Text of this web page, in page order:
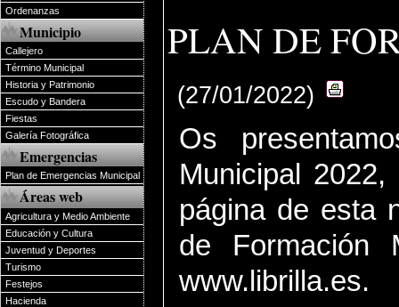
Ordenanzas
Municipio
Callejero
Término Municipal
Historia y Patrimonio
Escudo y Bandera
Fiestas
Galería Fotográfica
Emergencias
Plan de Emergencias Municipal
Áreas web
Agricultura y Medio Ambiente
Educación y Cultura
Juventud y Deportes
Turismo
Festejos
Hacienda
PLAN DE
(27/01/2022)
Os
Municipal
página de esta
de Formación
www.librilla.es.